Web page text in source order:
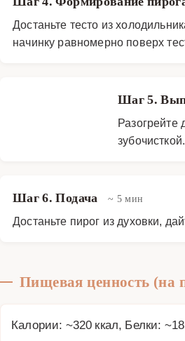
Достаньте тесто из
начинку равномерно поверх
Шаг 5.
Разогрейте
зубочисткой.
Шаг 6. Подача ~ 5 мин
Достаньте пирог из духовки,
Пищевая ценность (на
Калории: ~320 ккал, Белки: